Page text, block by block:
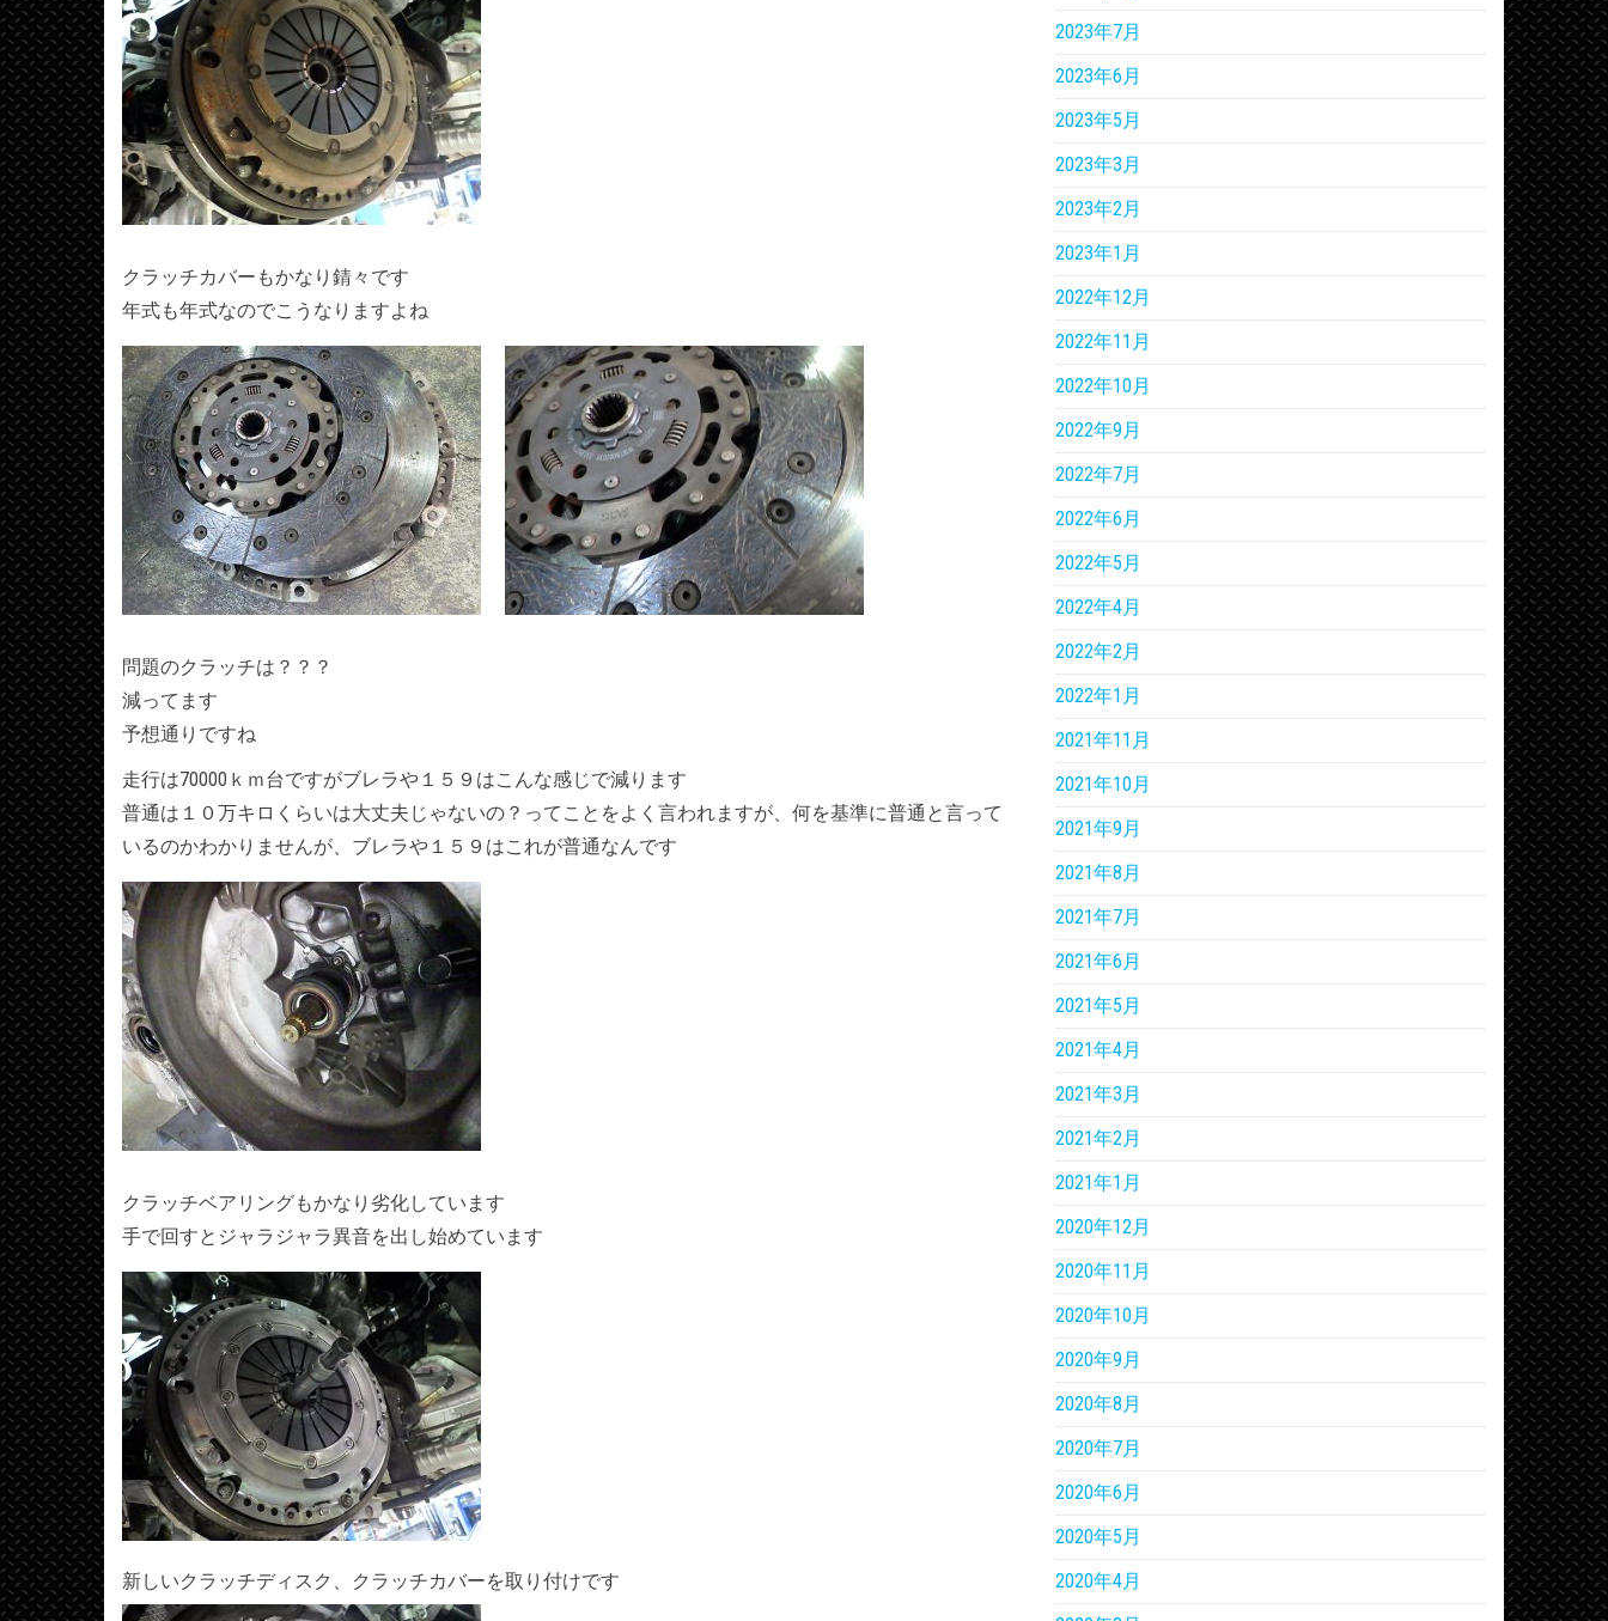
クラッチカバーもかなり錆々です
年式も年式なのでこうなりますよね
問題のクラッチは？？？
減ってます
予想通りですね
走行は70000ｋｍ台ですがブレラや１５９はこんな感じで減ります
普通は１０万キロくらいは大丈夫じゃないの？ってことをよく言われますが、何を基準に普通と言って
いるのかわかりませんが、ブレラや１５９はこれが普通なんです
クラッチベアリングもかなり劣化しています
手で回すとジャラジャラ異音を出し始めています
新しいクラッチディスク、クラッチカバーを取り付けです
2023年7月
2023年6月
2023年5月
2023年3月
2023年2月
2023年1月
2022年12月
2022年11月
2022年10月
2022年9月
2022年7月
2022年6月
2022年5月
2022年4月
2022年2月
2022年1月
2021年11月
2021年10月
2021年9月
2021年8月
2021年7月
2021年6月
2021年5月
2021年4月
2021年3月
2021年2月
2021年1月
2020年12月
2020年11月
2020年10月
2020年9月
2020年8月
2020年7月
2020年6月
2020年5月
2020年4月